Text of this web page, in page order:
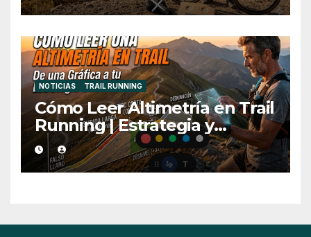
NOTICIAS TRAIL RUNNING
Cómo Leer Altimetría en Trail
Running | Estrategia y
Consejos